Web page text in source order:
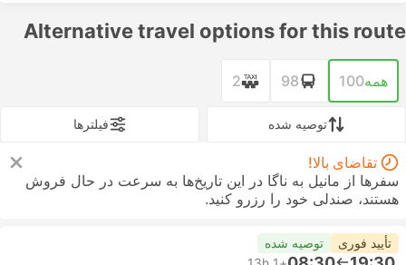
Alternative travel options for this route
همه100
98
2
توصیه شده فیلتر‌ها
تقاضای بالا!
سفرها از مانیل به ناگا در این تاریخ‌ها به سرعت در حال فروش
هستند، صندلی خود را رزرو کنید.
تأیید فوری توصیه شده